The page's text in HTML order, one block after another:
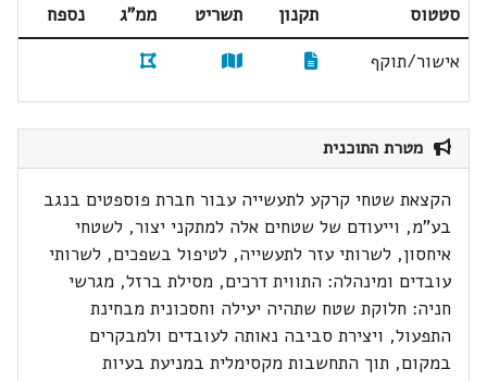
סטטוס תקנון תשריט ממ"ג
נספח
אישור/תוקף
מטרת התוכנית
הקצאת שטחי קרקע לתעשייה עבור חברת פוספטים בנגב
בע"מ, וייעודם של שטחים אלה למתקני יצור, לשטחי
איחסון, לשרותי עזר לתעשייה, לטיפול בשפכים, לשרותי
עובדים ומינהלה: התווית דרכים, מסילת ברזל, מגרשי
חניה: חלוקת שטח שתהיה יעילה וחסכונית מבחינת
התפעול, ויצירת סביבה נאותה לעובדים ולמבקרים
במקום, תוך התחשבות מקסימלית במניעת בעיות